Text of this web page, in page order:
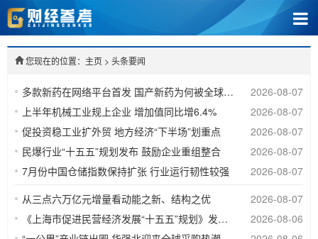
您现在的位置：主页 > 头条要闻
2026-08-07
多款新药在网络平台首发 国产新药为何被全球“扫货”
2026-08-07
上半年机械工业规上企业 增加值同比增6.4%
2026-08-07
促投资稳工业扩外贸 地方经济“下半场”划重点
2026-08-07
民爆行业“十五五”规划发布 鼓励企业重组整合
2026-08-07
7月份中国仓储指数保持扩张 行业运行韧性较强
2026-08-07
从三点六万亿元增量看动能之新、结构之优
2026-08-06
《上海市促进民营经济发展“十五五”规划》发布 推动上海民营经济总量规模再上新台阶